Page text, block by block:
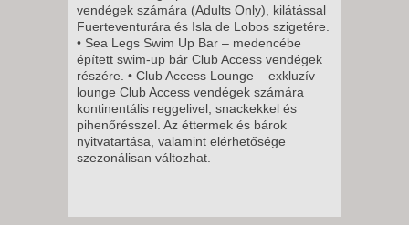
8 NAP / 7 ÉJSZAKA
2027. MÁRCIUS 11.,
CSÜTÖRTÖK -
5 NAP / 4 ÉJSZAKA
2027. MÁRCIUS 15., HÉTFŐ -
11 NAP / 10 ÉJSZAKA
2027. MÁRCIUS 18.,
vendégek számára (Adults Only), kilátással
Fuerteventurára és Isla de Lobos szigetére.
• Sea Legs Swim Up Bar – medencébe
épített swim-up bár Club Access vendégek
részére. • Club Access Lounge – exkluzív
lounge Club Access vendégek számára
kontinentális reggelivel, snackekkel és
pihenőrésszel. Az éttermek és bárok
nyitvatartása, valamint elérhetősége
szezonálisan változhat.